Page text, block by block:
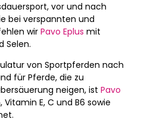
vor und nach
bei verspannten und
wir Pavo Eplus mit
Selen.
von Sportpferden nach
für Pferde, die zu
neigen, ist Pavo
E, C und B6 sowie